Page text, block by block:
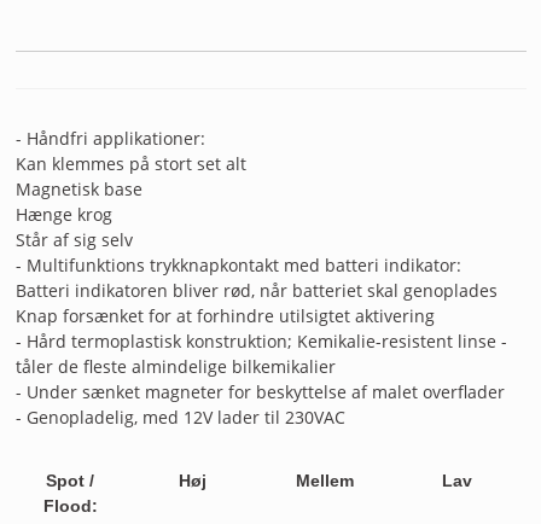
- Håndfri applikationer:
Kan klemmes på stort set alt
Magnetisk base
Hænge krog
Står af sig selv
- Multifunktions trykknapkontakt med batteri indikator:
Batteri indikatoren bliver rød, når batteriet skal genoplades
Knap forsænket for at forhindre utilsigtet aktivering
- Hård termoplastisk konstruktion; Kemikalie-resistent linse -
tåler de fleste almindelige bilkemikalier
- Under sænket magneter for beskyttelse af malet overflader
- Genopladelig, med 12V lader til 230VAC
Spot /
Flood:
Høj Mellem Lav